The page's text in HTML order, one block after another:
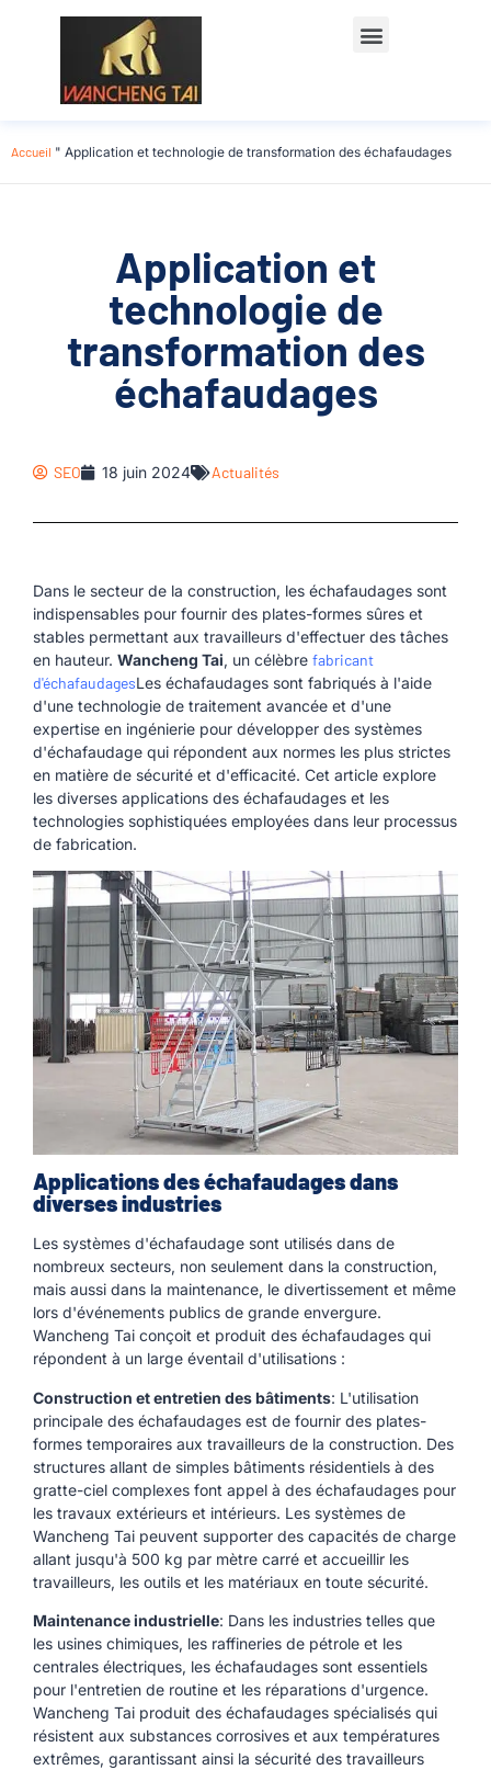
Accueil " Application et technologie de transformation des échafaudages
Application et
technologie de
transformation des
échafaudages
SEO 18 juin 2024 Actualités
Dans le secteur de la construction, les échafaudages sont
indispensables pour fournir des plates-formes sûres et
stables permettant aux travailleurs d'effectuer des tâches
en hauteur. Wancheng Tai, un célèbre fabricant
d'échafaudagesLes échafaudages sont fabriqués à l'aide
d'une technologie de traitement avancée et d'une
expertise en ingénierie pour développer des systèmes
d'échafaudage qui répondent aux normes les plus strictes
en matière de sécurité et d'efficacité. Cet article explore
les diverses applications des échafaudages et les
technologies sophistiquées employées dans leur processus
de fabrication.
Applications des échafaudages dans
diverses industries
Les systèmes d'échafaudage sont utilisés dans de
nombreux secteurs, non seulement dans la construction,
mais aussi dans la maintenance, le divertissement et même
lors d'événements publics de grande envergure.
Wancheng Tai conçoit et produit des échafaudages qui
répondent à un large éventail d'utilisations :
Construction et entretien des bâtiments: L'utilisation
principale des échafaudages est de fournir des plates-
formes temporaires aux travailleurs de la construction. Des
structures allant de simples bâtiments résidentiels à des
gratte-ciel complexes font appel à des échafaudages pour
les travaux extérieurs et intérieurs. Les systèmes de
Wancheng Tai peuvent supporter des capacités de charge
allant jusqu'à 500 kg par mètre carré et accueillir les
travailleurs, les outils et les matériaux en toute sécurité.
Maintenance industrielle: Dans les industries telles que
les usines chimiques, les raffineries de pétrole et les
centrales électriques, les échafaudages sont essentiels
pour l'entretien de routine et les réparations d'urgence.
Wancheng Tai produit des échafaudages spécialisés qui
résistent aux substances corrosives et aux températures
extrêmes, garantissant ainsi la sécurité des travailleurs